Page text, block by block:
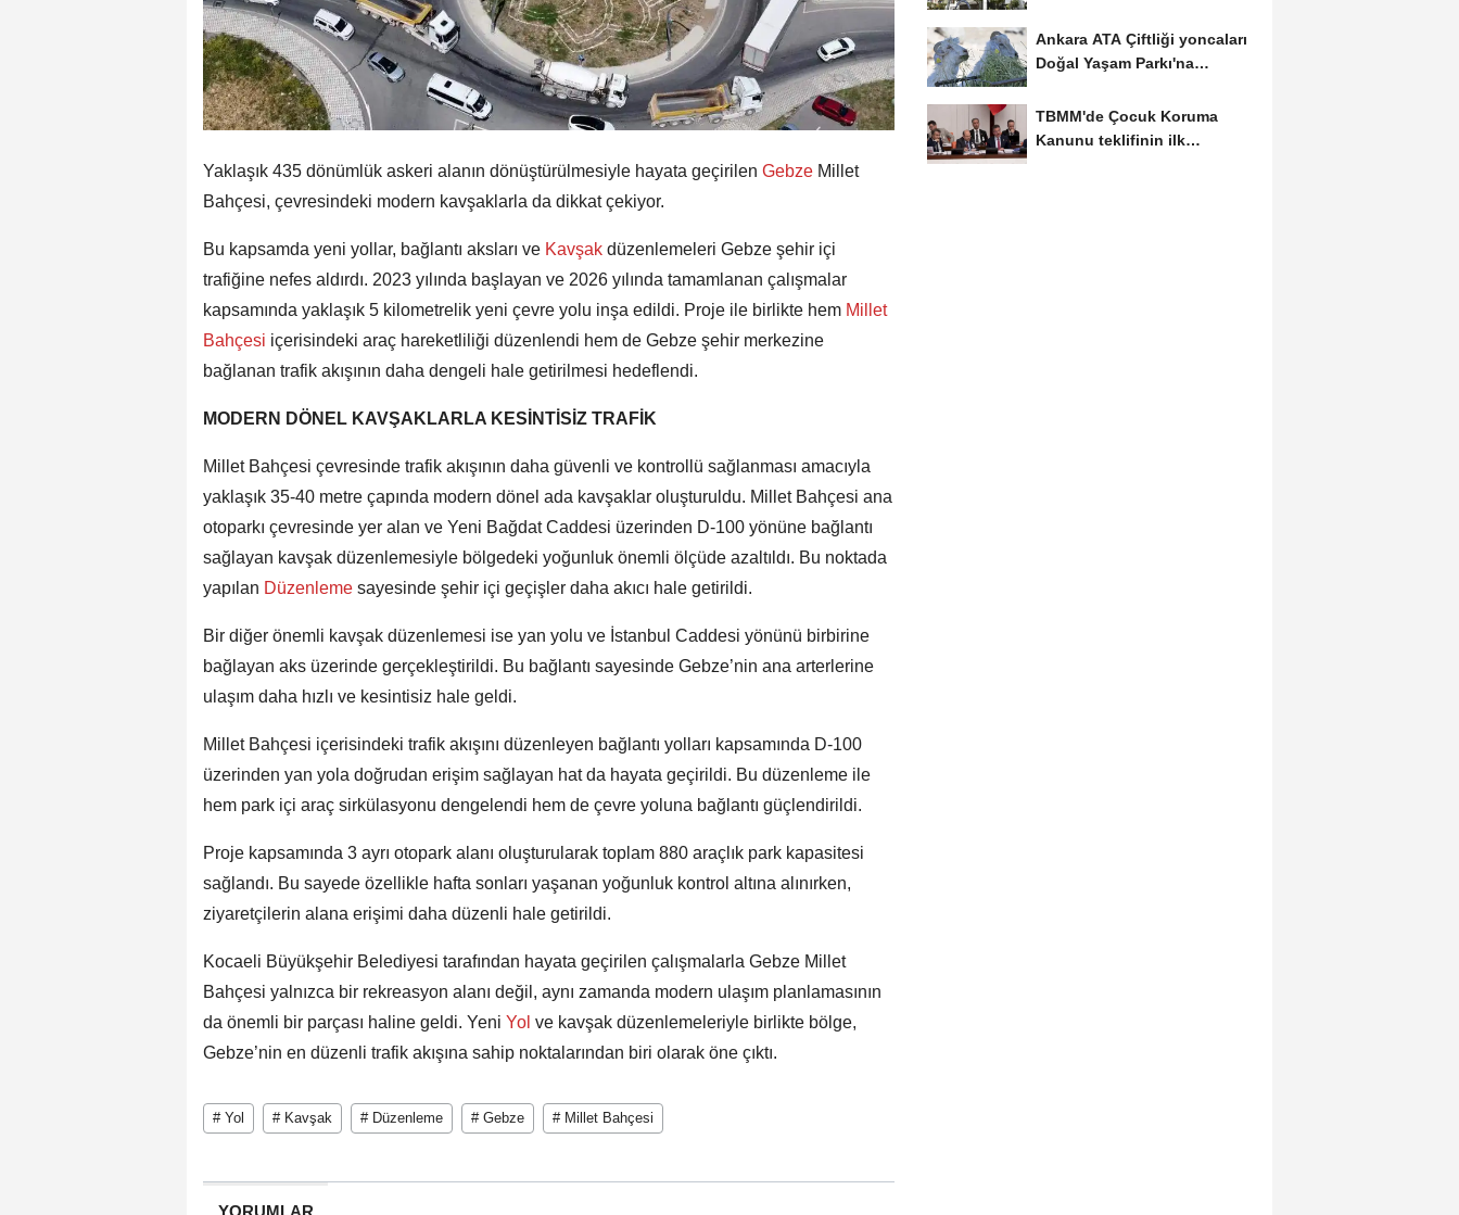
Yaklaşık 435 dönümlük askeri alanın dönüştürülmesiyle hayata geçirilen Gebze Millet
Bahçesi, çevresindeki modern kavşaklarla da dikkat çekiyor.
Bu kapsamda yeni yollar, bağlantı aksları ve Kavşak düzenlemeleri Gebze şehir içi
trafiğine nefes aldırdı. 2023 yılında başlayan ve 2026 yılında tamamlanan çalışmalar
kapsamında yaklaşık 5 kilometrelik yeni çevre yolu inşa edildi. Proje ile birlikte hem Millet
Bahçesi içerisindeki araç hareketliliği düzenlendi hem de Gebze şehir merkezine
bağlanan trafik akışının daha dengeli hale getirilmesi hedeflendi.
MODERN DÖNEL KAVŞAKLARLA KESİNTİSİZ TRAFİK
Millet Bahçesi çevresinde trafik akışının daha güvenli ve kontrollü sağlanması amacıyla
yaklaşık 35-40 metre çapında modern dönel ada kavşaklar oluşturuldu. Millet Bahçesi ana
otoparkı çevresinde yer alan ve Yeni Bağdat Caddesi üzerinden D-100 yönüne bağlantı
sağlayan kavşak düzenlemesiyle bölgedeki yoğunluk önemli ölçüde azaltıldı. Bu noktada
yapılan Düzenleme sayesinde şehir içi geçişler daha akıcı hale getirildi.
Bir diğer önemli kavşak düzenlemesi ise yan yolu ve İstanbul Caddesi yönünü birbirine
bağlayan aks üzerinde gerçekleştirildi. Bu bağlantı sayesinde Gebze’nin ana arterlerine
ulaşım daha hızlı ve kesintisiz hale geldi.
Millet Bahçesi içerisindeki trafik akışını düzenleyen bağlantı yolları kapsamında D-100
üzerinden yan yola doğrudan erişim sağlayan hat da hayata geçirildi. Bu düzenleme ile
hem park içi araç sirkülasyonu dengelendi hem de çevre yoluna bağlantı güçlendirildi.
Proje kapsamında 3 ayrı otopark alanı oluşturularak toplam 880 araçlık park kapasitesi
sağlandı. Bu sayede özellikle hafta sonları yaşanan yoğunluk kontrol altına alınırken,
ziyaretçilerin alana erişimi daha düzenli hale getirildi.
Kocaeli Büyükşehir Belediyesi tarafından hayata geçirilen çalışmalarla Gebze Millet
Bahçesi yalnızca bir rekreasyon alanı değil, aynı zamanda modern ulaşım planlamasının
da önemli bir parçası haline geldi. Yeni Yol ve kavşak düzenlemeleriyle birlikte bölge,
Gebze’nin en düzenli trafik akışına sahip noktalarından biri olarak öne çıktı.
# Yol # Kavşak # Düzenleme # Gebze # Millet Bahçesi
Ankara ATA Çiftliği yoncaları
Doğal Yaşam Parkı'na
TBMM'de Çocuk Koruma
Kanunu teklifinin ilk